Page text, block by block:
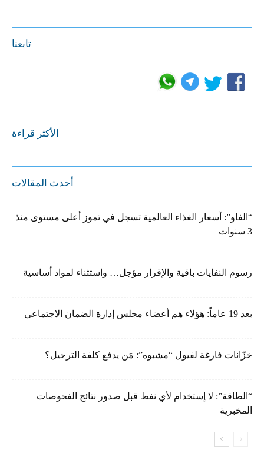
تابعنا
الأكثر قراءة
أحدث المقالات
“الفاو”: أسعار الغذاء العالمية تسجل في تموز أعلى مستوى منذ
3 سنوات
رسوم النفايات باقية والإقرار مؤجل… واستثناء لمواد أساسية
بعد 19 عاماً: هؤلاء هم أعضاء مجلس إدارة الضمان الاجتماعي
خزّانات فارغة لفيول “مشبوه”: مَن يدفع كلفة الترحيل؟
“الطاقة”: لا إستخدام لأي نفط قبل صدور نتائج الفحوصات
المخبرية